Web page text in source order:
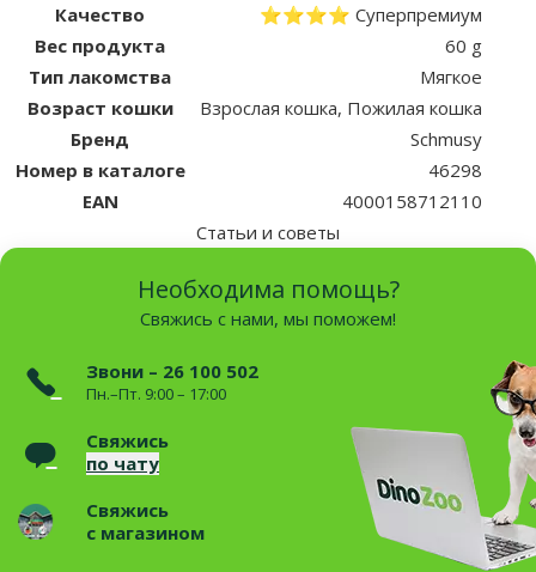
Качество
⭐⭐⭐⭐ Суперпремиум
Вес продукта
60 g
Тип лакомства
Мягкое
Возраст кошки
Взрослая кошка, Пожилая кошка
Бренд
Schmusy
Номер в каталоге
46298
EAN
4000158712110
Статьи и советы
Необходима помощь?
Свяжись с нами, мы поможем!
Звони – 26 100 502
Пн.–Пт. 9:00 – 17:00
Свяжись
по чату
Свяжись
с магазином